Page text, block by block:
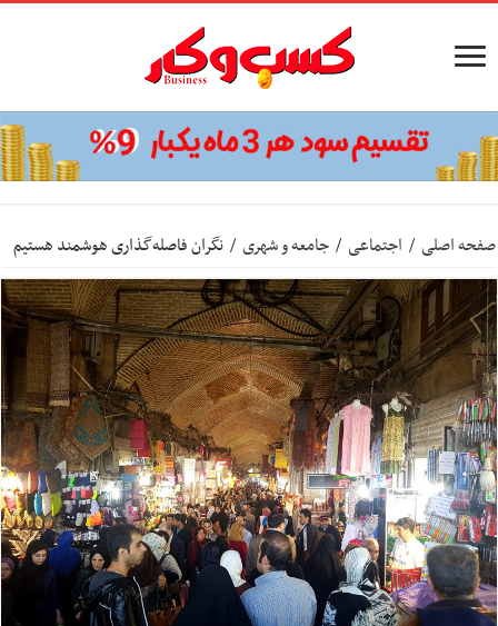
صفحه اصلی / اجتماعی / جامعه و شهری / نگران فاصله‌گذاری هوشمند هستیم